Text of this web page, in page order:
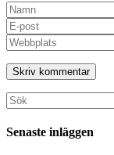
Ange
ditt
namn
eller
användarnamn
för
att
kommentera
Ange
din
e-
postadress
för
att
kommentera
Ange
URL
till
din
webbplats
(valfritt)
Sök
efter:
Senaste inläggen